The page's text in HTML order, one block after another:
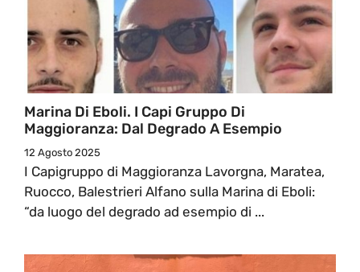
Marina Di Eboli. I Capi Gruppo Di
Maggioranza: Dal Degrado A Esempio
12 Agosto 2025
I Capigruppo di Maggioranza Lavorgna, Maratea,
Ruocco, Balestrieri Alfano sulla Marina di Eboli:
“da luogo del degrado ad esempio di ...